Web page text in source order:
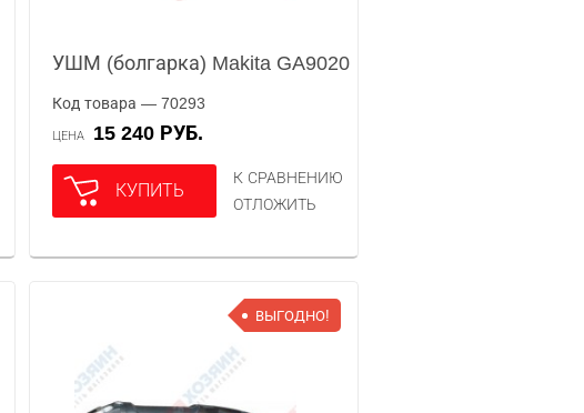
УШМ (болгарка) Makita GA9020
Код товара — 70293
ЦЕНА 15 240 РУБ.
КУПИТЬ
К СРАВНЕНИЮ
ОТЛОЖИТЬ
ВЫГОДНО!